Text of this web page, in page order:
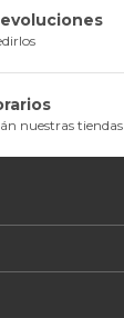
nuestras tiendas